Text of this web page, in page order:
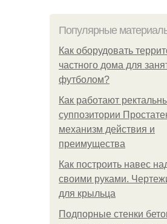
Популярные
Как оборудовать
частного дома для
футболом?
Как работают
суппозитории
механизм действия и
преимущества
Как построить навес
своими руками.
для крыльца
Подпорные стенки